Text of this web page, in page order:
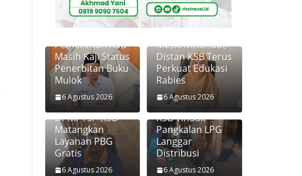
Pemerintah KSB
Masih Kaji Status
Penerbitan Buku
Mulok
6 Agustus 2026
Meski Melandai,
Distan KSB Terus
Perkuat Edukasi
Rabies
6 Agustus 2026
Disperkim dan
DPMPTSP KSB
Matangkan
Layanan PBG
Gratis
6 Agustus 2026
Diskoperindag
KSB Tindak
Pangkalan LPG
Langgar
Distribusi
6 Agustus 2026